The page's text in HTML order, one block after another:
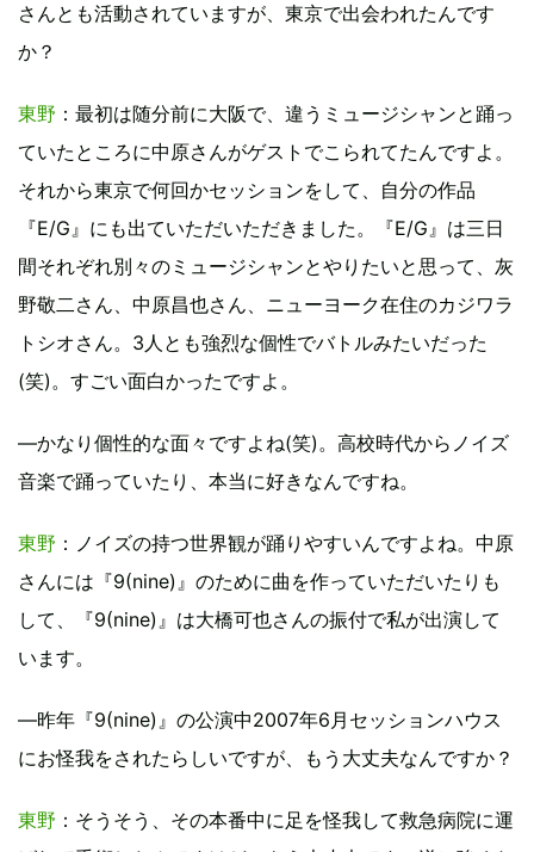
さんとも活動されていますが、東京で出会われたんです
か？
東野 ：最初は随分前に大阪で、違うミュージシャンと踊っ
ていたところに中原さんがゲストでこられてたんですよ。
それから東京で何回かセッションをして、自分の作品
『E/G』にも出ていただいただきました。『E/G』は三日
間それぞれ別々のミュージシャンとやりたいと思って、灰
野敬二さん、中原昌也さん、ニューヨーク在住のカジワラ
トシオさん。3人とも強烈な個性でバトルみたいだった
(笑)。すごい面白かったですよ。
―かなり個性的な面々ですよね(笑)。高校時代からノイズ
音楽で踊っていたり、本当に好きなんですね。
東野 ：ノイズの持つ世界観が踊りやすいんですよね。中原
さんには『9(nine)』のために曲を作っていただいたりも
して、『9(nine)』は大橋可也さんの振付で私が出演して
います。
―昨年『9(nine)』の公演中2007年6月セッションハウス
にお怪我をされたらしいですが、もう大丈夫なんですか？
東野 ：そうそう、その本番中に足を怪我して救急病院に運